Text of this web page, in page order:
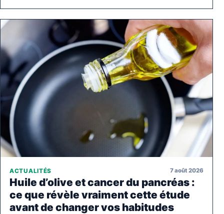
ACTUALITÉS 7 août 2026
Huile d’olive et cancer du pancréas :
ce que révèle vraiment cette étude
avant de changer vos habitudes